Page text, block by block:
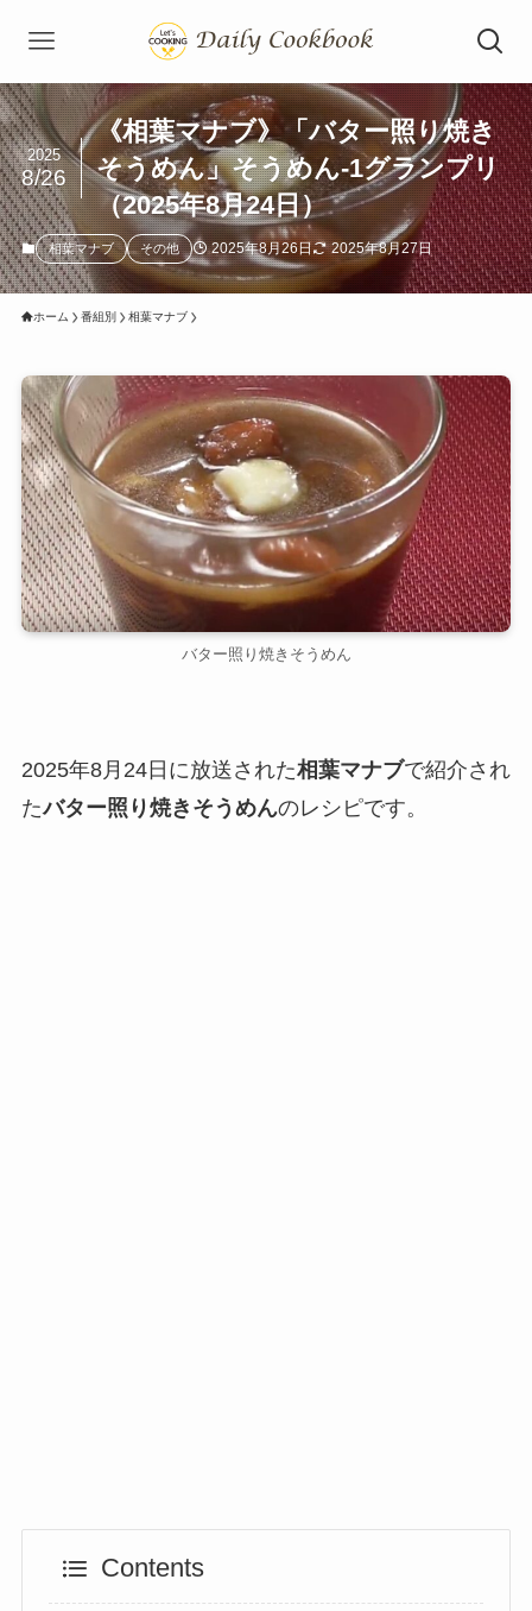
《相葉マナブ》「バター照り焼き
そうめん」そうめん-1グランプリ
（2025年8月24日）
2025
8/26
相葉マナブ その他 2025年8月26日 2025年8月27日
ホーム 番組別 相葉マナブ
バター照り焼きそうめん
2025年8月24日に放送された相葉マナブで紹介され
たバター照り焼きそうめんのレシピです。
Contents